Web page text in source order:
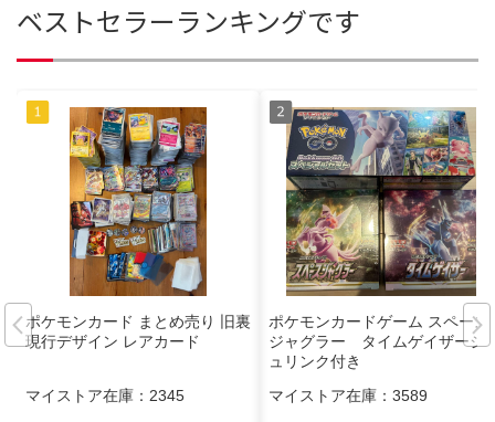
ベストセラーランキングです
ポケモンカード まとめ売り 旧裏
現行デザイン レアカード
マイストア在庫： 2345
ポケモンカードゲーム スペース
ジャグラー タイムゲイザーシ
ュリンク付き
マイストア在庫： 3589